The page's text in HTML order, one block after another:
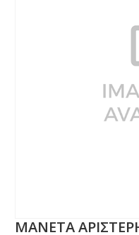
ΜΑΝΕΤΑ